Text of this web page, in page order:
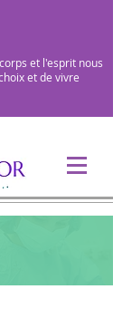
et l'esprit nous
et de vivre